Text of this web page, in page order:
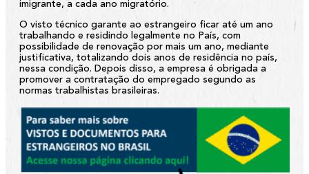
imigrante, a cada ano migratório.
O visto técnico garante ao estrangeiro ficar até um ano
trabalhando e residindo legalmente no País, com
possibilidade de renovação por mais um ano, mediante
justificativa, totalizando dois anos de residência no país,
nessa condição. Depois disso, a empresa é obrigada a
promover a contratação do empregado segundo as
normas trabalhistas brasileiras.